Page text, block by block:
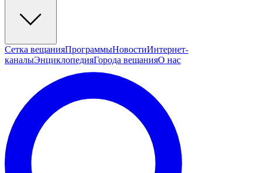
Сетка вещанияПрограммыНовостиИнтернет-
каналыЭнциклопедияГорода вещанияО нас